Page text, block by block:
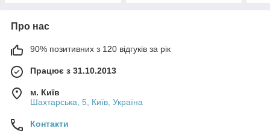
Про нас
90% позитивних з 120 відгуків за рік
Працює з 31.10.2013
м. Київ
Шахтарська, 5, Київ, Україна
Контакти